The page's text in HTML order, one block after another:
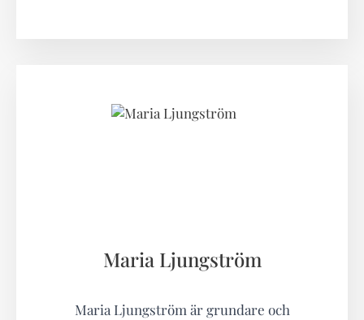
Maria Ljungström
Maria Ljungström är grundare och